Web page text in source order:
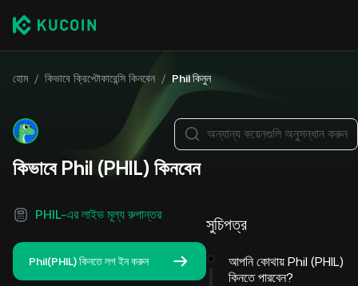
হোম / কিভাবে ক্রিপ্টোকারেন্সি কিনবেন / Phil কিনুন
কিভাবে Phil (PHIL) কিনবেন
PHIL-এর লাইভ মূল্য রুপান্তর
Phil(PHIL) কিনতে লগ ইন করুন
অন্যান্য কয়েনগুলি অনুসন্ধান করুন
সুচিপত্র
আপনি কোথায় Phil (PHIL)
কিনতে পারবেন?